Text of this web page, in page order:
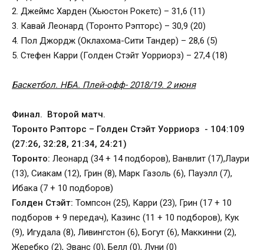
2. Джеймс Харден (Хьюстон Рокетс) – 31,6 (11)
3. Кавай Леонард (Торонто Рэпторс) – 30,9 (20)
4. Пол Джордж (Оклахома-Сити Тандер) – 28,6 (5)
5. Стефен Карри (Голден Стэйт Уорриорз) – 27,4 (18)
Баскетбол. НБА. Плей-офф- 2018/19. 2 июня
Финал. Второй матч.
Торонто Рэпторс – Голден Стэйт Уорриорз - 104:109
(27:26, 32:28, 21:34, 24:21)
Торонто: Леонард (34 + 14 подборов), Ванвлит (17),Лаури
(13), Сиакам (12), Грин (8), Марк Газоль (6), Пауэлл (7),
Ибака (7 + 10 подборов)
Голден Стэйт: Томпсон (25), Карри (23), Грин (17 + 10
подборов + 9 передач), Казинс (11 + 10 подборов), Кук
(9), Игудала (8), Ливингстон (6), Богут (6), Маккинни (2),
Жеребко (2), Эванс (0), Белл (0), Луни (0)